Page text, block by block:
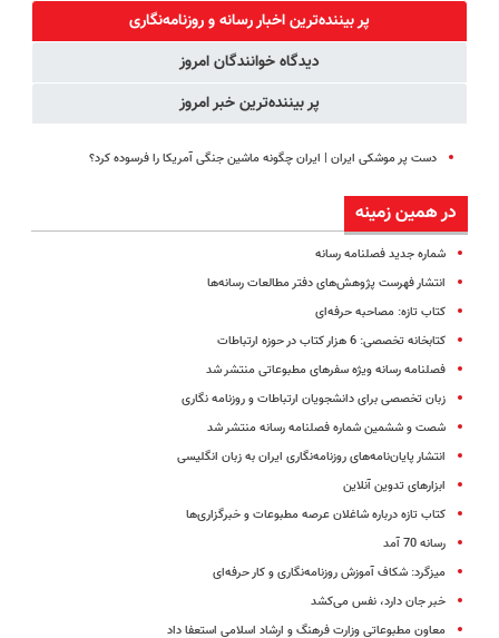
رایگان+پرداخت
اقساطی😍
کننده خانگیپر بیننده‌ترین اخبار رسانه و روزنامه‌نگاری
دیدگاه خوانندگان امروز
پر بیننده‌ترین خبر امروز
دست پر موشکی ایران | ایران چگونه ماشین جنگی آمریکا را فرسوده کرد؟
در همین زمینه
شماره جدید فصلنامه رسانه
انتشار فهرست پژوهش‌های دفتر مطالعات رسانه‌ها
کتاب تازه: مصاحبه حرفه‌ای
کتابخانه تخصصی: 6 هزار کتاب در حوزه ارتباطات
فصلنامه رسانه ویژه سفرهای مطبوعاتی منتشر شد
زبان تخصصی برای دانشجویان ارتباطات و روزنامه نگاری
شصت و ششمین شماره فصلنامه رسانه منتشر شد
انتشار پایان‌نامه‌های روزنامه‌نگاری ایران به زبان انگلیسی
ابزارهای تدوین آنلاین
کتاب تازه درباره شاغلان عرصه مطبوعات و خبرگزاری‌ها
رسانه 70 آمد
میزگرد: شکاف آموزش روزنامه‌نگاری و کار حرفه‌ای
خبر جان دارد، نفس می‌کشد
معاون مطبوعاتی وزارت فرهنگ و ارشاد اسلامی استعفا داد